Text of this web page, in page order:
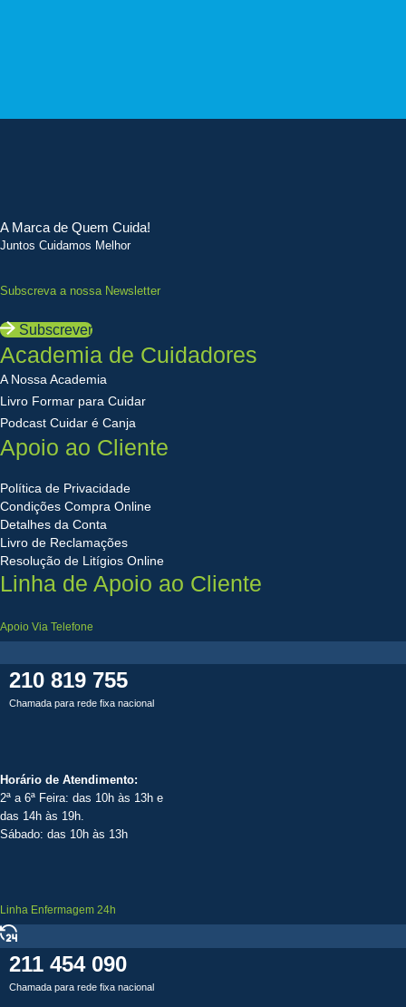
A Marca de Quem Cuida!
Juntos Cuidamos Melhor
Subscreva a nossa Newsletter
Subscrever
Academia de Cuidadores
A Nossa Academia
Livro Formar para Cuidar
Podcast Cuidar é Canja
Apoio ao Cliente
Política de Privacidade
Condições Compra Online
Detalhes da Conta
Livro de Reclamações
Resolução de Litígios Online
Linha de Apoio ao Cliente
Apoio Via Telefone
210 819 755
Chamada para rede fixa nacional
Horário de Atendimento:
2ª a 6ª Feira: das 10h às 13h e
das 14h às 19h.
Sábado: das 10h às 13h
Linha Enfermagem 24h
211 454 090
Chamada para rede fixa nacional